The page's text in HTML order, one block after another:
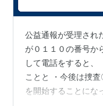
公益通報が受理され
が０１１０の番号か
して電話をすると、
ことと ・今後は捜
を開始することにな